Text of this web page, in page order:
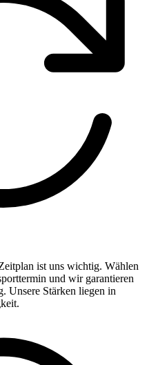
ist uns wichtig. Wählen
und wir garantieren
Unsere Stärken liegen in